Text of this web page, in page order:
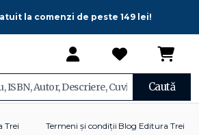
la comenzi de peste 149 lei!
Caută
Trei
Termeni și condiții Blog Editura Trei